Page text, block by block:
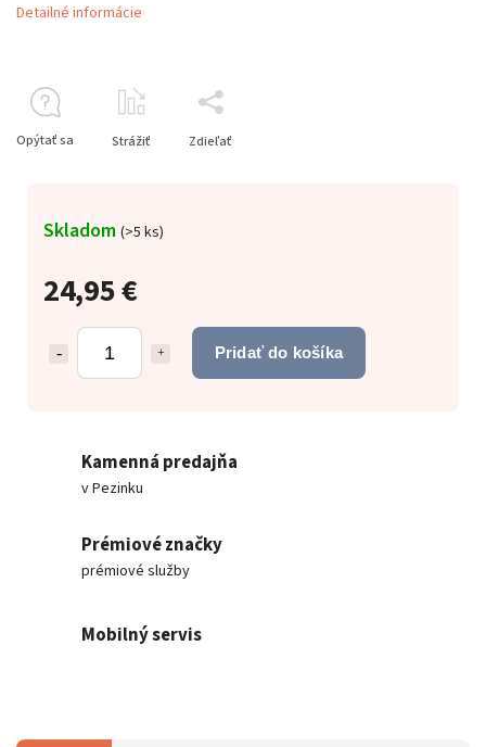
24,95 €
Pridať do košíka
Skladom (>5 ks)
Detailné informácie
Opýtať sa Strážiť Zdieľať
Kamenná predajňa
v Pezinku
Prémiové značky
prémiové služby
Mobilný servis